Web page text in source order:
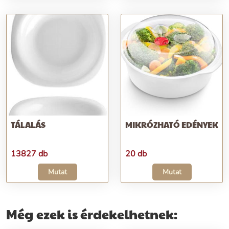
TÁLALÁS
13827 db
Mutat
MIKRÓZHATÓ EDÉNYEK
20 db
Mutat
Még ezek is érdekelhetnek: